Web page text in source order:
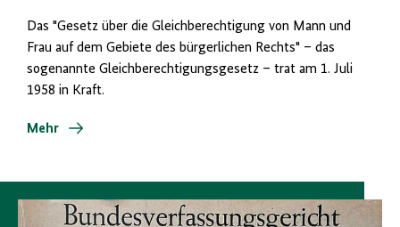
Das "Gesetz über die Gleichberechtigung von Mann und
Frau auf dem Gebiete des bürgerlichen Rechts" – das
sogenannte Gleichberechtigungsgesetz – trat am 1. Juli
1958 in Kraft.
Mehr